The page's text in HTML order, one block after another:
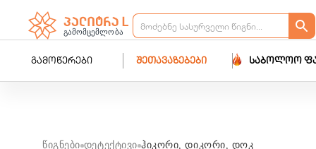
გამოწერები შეთავაზებები საბოლოო
წიგნები დეტექტივი ჰიკორი, დიკორი, დოკ